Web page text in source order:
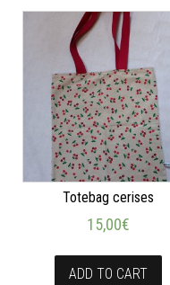
Totebag cerises
15,00€
ADD TO CART